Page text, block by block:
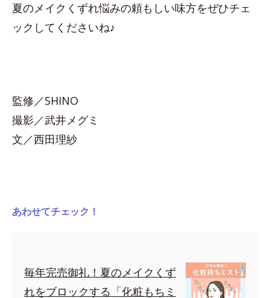
夏のメイクくずれ悩みの頼もしい味方をぜひチェ
ックしてくださいね♪
監修／SHINO
撮影／武井メグミ
文／西田理紗
あわせてチェック！
毎年完売御礼！夏のメイクくず
れをブロックする「化粧もちミ